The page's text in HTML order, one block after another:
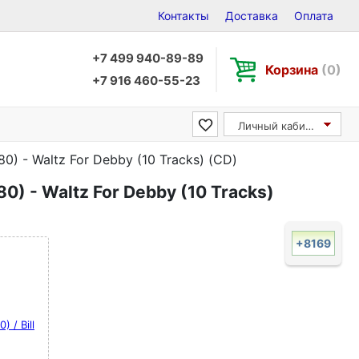
Контакты Доставка Оплата
+7 499 940-89-89
+7 916 460-55-23
Корзина (0)
Личный кабинет
- Waltz For Debby (10 Tracks) (CD)
- Waltz For Debby (10 Tracks)
/ Bill
+8169